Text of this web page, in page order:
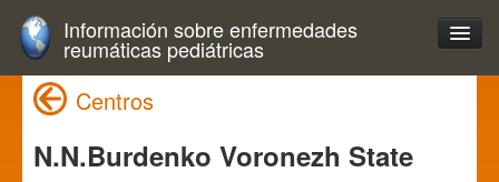
Información sobre enfermedades
reumáticas pediátricas
Centros
N.N.Burdenko Voronezh State